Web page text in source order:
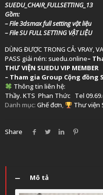
SUEDU_CHAIR_FULLSETTING_13
Gồm:
– File 3dsmax full setting vật liệu
– File SU FULL SETTING VẬT LIỆU
DÙNG ĐƯỢC TRONG CẢ: VRAY,
PASS giải nén: suedu.online–
THƯ VIỆN SUEDU VIP MEMBER
– Tham gia Group Cộng đồng
Thông tin liên hệ:
Thầy. KTS Phan Thức Tel
Danh mục: Ghế đơn, Thư viện
Share
Mô tả